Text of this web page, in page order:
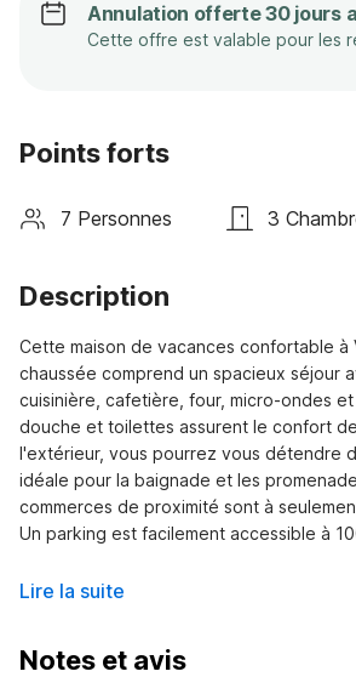
Annulation offerte 30 jours
Cette offre est valable pour les
Points forts
7 Personnes 3
Description
Cette maison de vacances confortable
chaussée comprend un spacieux séjour
cuisinière, cafetière, four, micro-ondes
douche et toilettes assurent le confort
l'extérieur, vous pourrez vous détendre
idéale pour la baignade et les
commerces de proximité sont à
Un parking est facilement accessible à
Lire la suite
Notes et avis